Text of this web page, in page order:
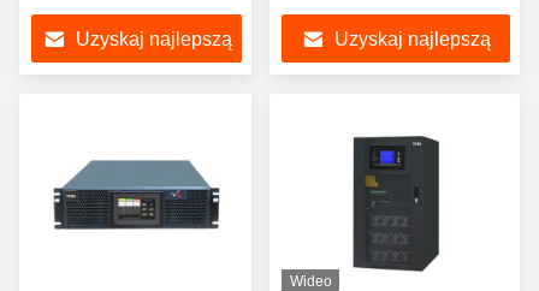
Uzyskaj najlepszą
centrum danych
Uzyskaj najlepszą
Wideo